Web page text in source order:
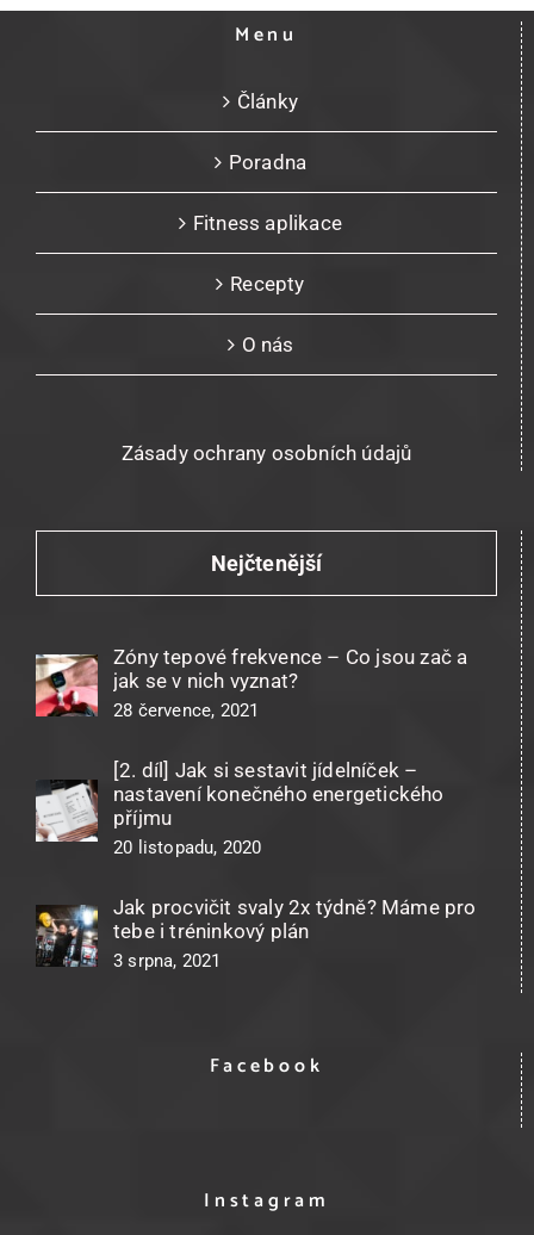
Menu
Články
Poradna
Fitness aplikace
Recepty
O nás
Zásady ochrany osobních údajů
Nejčtenější
Zóny tepové frekvence – Co jsou zač a
jak se v nich vyznat?
28 července, 2021
[2. díl] Jak si sestavit jídelníček –
nastavení konečného energetického
příjmu
20 listopadu, 2020
Jak procvičit svaly 2x týdně? Máme pro
tebe i tréninkový plán
3 srpna, 2021
Facebook
Instagram